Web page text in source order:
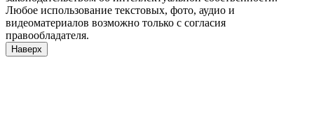
Любое использование текстовых, фото, аудио и
видеоматериалов возможно только с согласия
правообладателя.
Наверх